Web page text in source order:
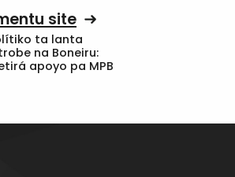
site
ta lanta
na Boneiru:
apoyo pa MPB